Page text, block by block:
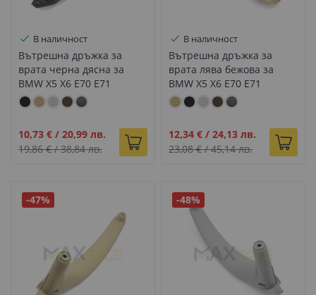
В наличност
Вътрешна дръжка за
врата черна дясна за
BMW X5 X6 E70 E71
Промо
цена
10,73 € / 20,99 лв.
19,86 €/38,84 лв.
В наличност
Вътрешна дръжка за
врата лява бежова за
BMW X5 X6 E70 E71
Промо
цена
12,34 € /24,13 лв.
23,08 €/45,14 лв.
-47% -48%